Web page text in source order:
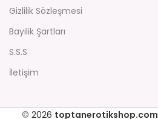
Gizlilik Sözleşmesi
Bayilik Şartları
S.S.S
İletişim
© 2026 toptanerotikshop.com